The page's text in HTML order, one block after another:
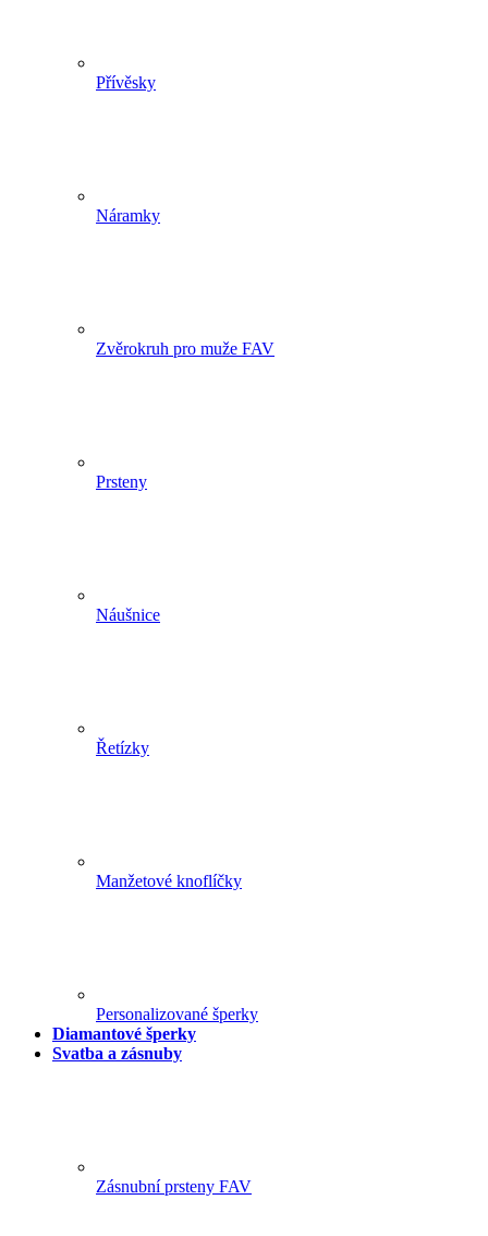
Přívěsky
Náramky
Zvěrokruh pro muže FAV
Prsteny
Náušnice
Řetízky
Manžetové knoflíčky
Personalizované šperky
Diamantové šperky
Svatba a zásnuby
Zásnubní prsteny FAV